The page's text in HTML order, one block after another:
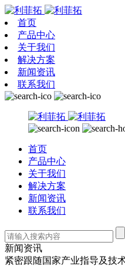
首页
产品中心
关于我们
解决方案
新闻资讯
联系我们
首页
产品中心
关于我们
解决方案
新闻资讯
联系我们
新闻资讯
紧密跟随国家产业指导及技